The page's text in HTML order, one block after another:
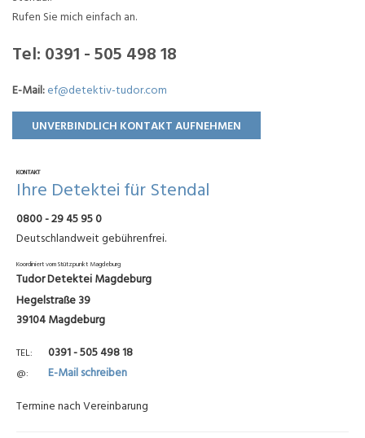
Rufen Sie mich einfach an.
Tel: 0391 - 505 498 18
E-Mail:ef@detektiv-tudor.com
UNVERBINDLICH KONTAKT AUFNEHMEN
KONTAKT
Ihre Detektei für Stendal
0800 - 29 45 95 0
Deutschlandweit gebührenfrei.
Koordiniert vom Stützpunkt Magdeburg
Tudor Detektei Magdeburg
Hegelstraße 39
39104 Magdeburg
TEL 0391 - 505 498 18
@
E-Mail schreiben
Termine nach Vereinbarung